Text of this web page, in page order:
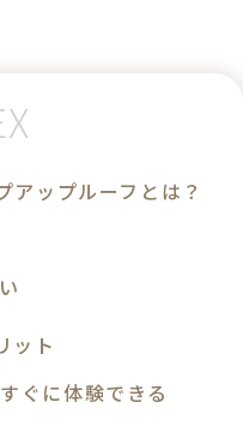
アップルーフとは？
ット
ぐに体験できる